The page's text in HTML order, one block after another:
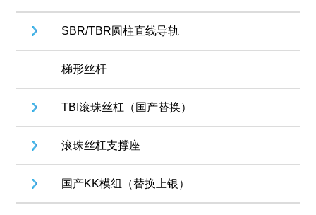
SBR/TBR圆柱直线导轨
梯形丝杆
TBI滚珠丝杠（国产替换）
滚珠丝杠支撑座
国产KK模组（替换上银）